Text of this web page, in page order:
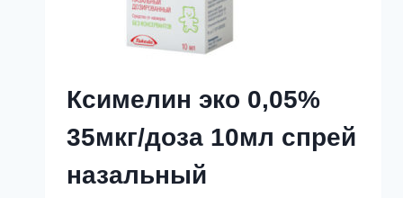
Ксимелин эко 0,05%
35мкг/доза 10мл спрей
назальный